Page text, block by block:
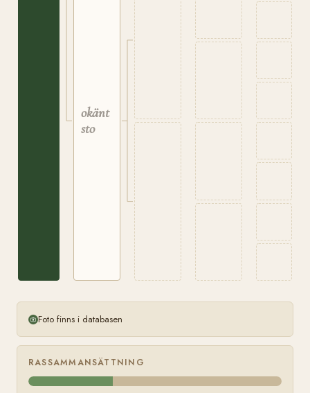
okänt
sto
Foto finns i databasen
RASSAMMANSÄTTNING